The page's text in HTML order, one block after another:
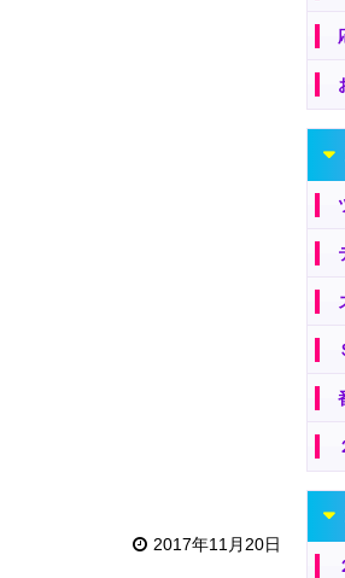
2017年11月20日